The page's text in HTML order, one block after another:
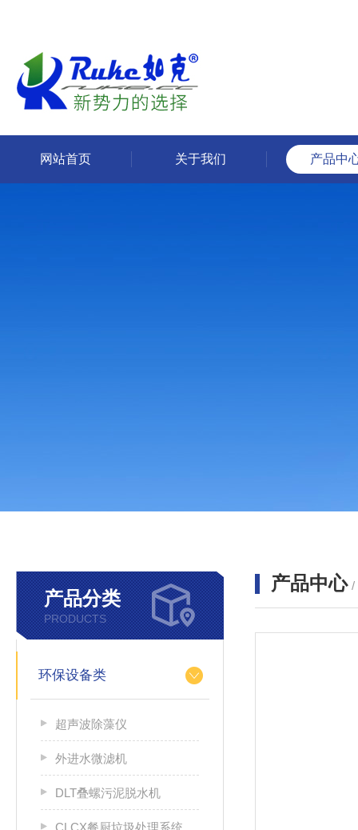
网站首页 关于我们 产品中
产品分类
PRODUCTS
环保设备类
超声波除藻仪
外进水微滤机
DLT叠螺污泥脱水机
CLCX餐厨垃圾处理系统
产品中心 /